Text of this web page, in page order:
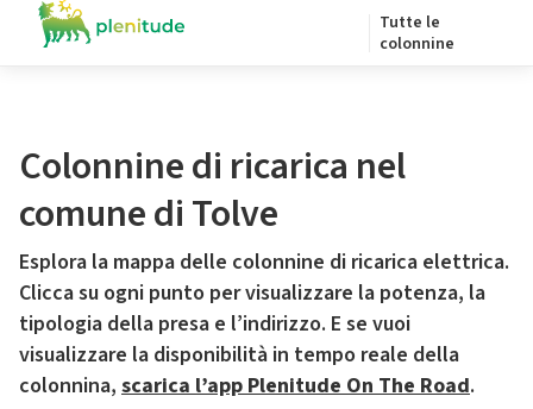
Tutte le
colonnine
Colonnine di ricarica nel
comune di Tolve
Esplora la mappa delle colonnine di ricarica elettrica.
Clicca su ogni punto per visualizzare la potenza, la
tipologia della presa e l’indirizzo. E se vuoi
visualizzare la disponibilità in tempo reale della
colonnina, scarica l’app Plenitude On The Road.